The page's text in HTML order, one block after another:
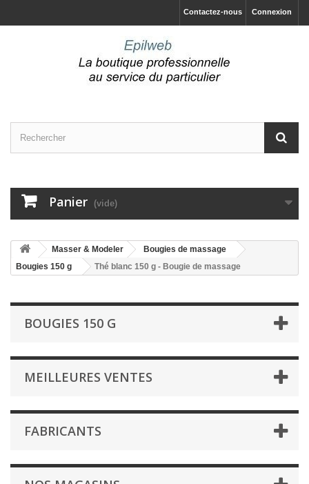
Connexion
Contactez-nous
Panier (vide)
Masser & Modeler
Bougies de massage
Bougies 150 g
Thé blanc 150 g - Bougie de massage
BOUGIES 150 G
MEILLEURES VENTES
FABRICANTS